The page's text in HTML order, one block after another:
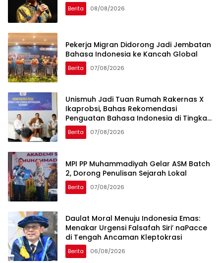
Berita 08/08/2026
Pekerja Migran Didorong Jadi Jembatan
Bahasa Indonesia ke Kancah Global
Berita 07/08/2026
Unismuh Jadi Tuan Rumah Rakernas X
Ikaprobsi, Bahas Rekomendasi
Penguatan Bahasa Indonesia di Tingkat
Global
Berita 07/08/2026
MPI PP Muhammadiyah Gelar ASM Batch
2, Dorong Penulisan Sejarah Lokal
Berita 07/08/2026
Daulat Moral Menuju Indonesia Emas:
Menakar Urgensi Falsafah Siri’ naPacce
di Tengah Ancaman Kleptokrasi
Berita 06/08/2026